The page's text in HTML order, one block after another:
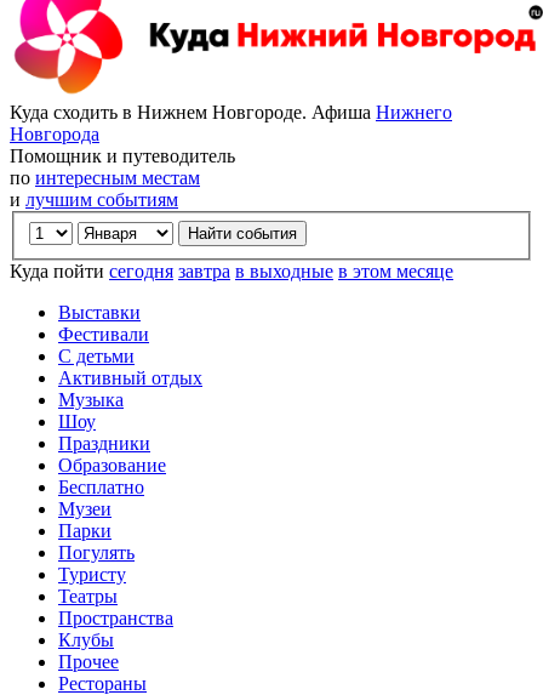
Куда сходить в Нижнем Новгороде. Афиша Нижнего
Новгорода
Помощник и путеводитель
по интересным местам
и лучшим событиям
Куда пойти сегодня завтра в выходные в этом месяце
Выставки
Фестивали
С детьми
Активный отдых
Музыка
Шоу
Праздники
Образование
Бесплатно
Музеи
Парки
Погулять
Туристу
Театры
Пространства
Клубы
Прочее
Рестораны